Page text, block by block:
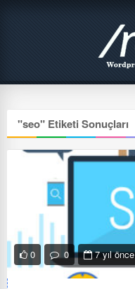
"seo" Etiketi Sonuçları
0 0 7 yıl önce